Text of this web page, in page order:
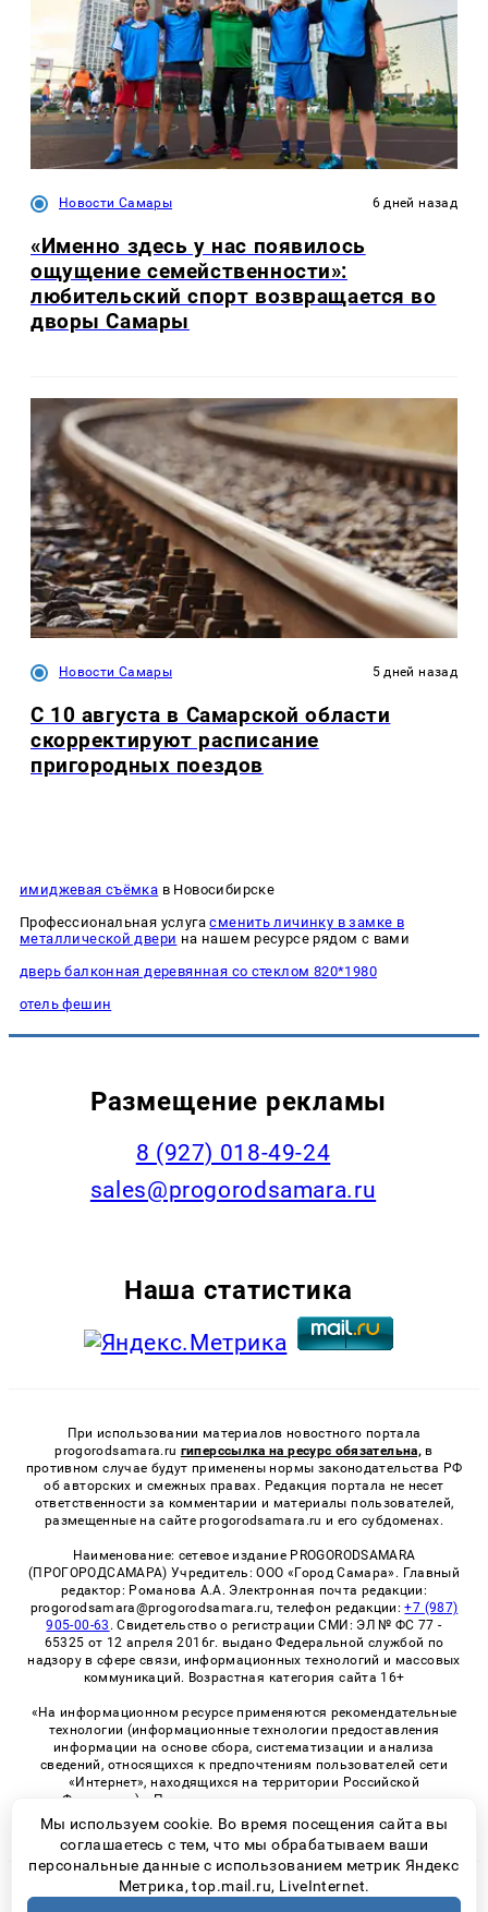
Новости Самары 6 дней назад
«Именно здесь у нас появилось
ощущение семейственности»:
любительский спорт возвращается во
дворы Самары
Новости Самары 5 дней назад
С 10 августа в Самарской области
скорректируют расписание
пригородных поездов
имиджевая съёмка в Новосибирске
Профессиональная услугасменить личинку в замке в
металлической двери на нашем ресурсе рядом с вами
дверь балконная деревянная со стеклом 820*1980
отель фешин
Размещение рекламы
8 (927) 018-49-24
sales@progorodsamara.ru
Наша статистика
При использовании материалов новостного портала
progorodsamara.ru гиперссылка на ресурс обязательна, в
противном случае будут применены нормы законодательства РФ
об авторских и смежных правах. Редакция портала не несет
ответственности за комментарии и материалы пользователей,
размещенные на сайте progorodsamara.ru и его субдоменах.
Наименование: сетевое издание PROGORODSAMARA
(ПРОГОРОДСАМАРА) Учредитель: ООО «Город Самара». Главный
редактор: Романова А.А. Электронная почта редакции:
progorodsamara@progorodsamara.ru, телефон редакции:+7 (987)
905-00-63 . Свидетельство о регистрации СМИ: ЭЛ № ФС 77 -
65325 от 12 апреля 2016г. выдано Федеральной службой по
надзору в сфере связи, информационных технологий и массовых
коммуникаций. Возрастная категория сайта 16+
«На информационном ресурсе применяются рекомендательные
технологии (информационные технологии предоставления
информации на основе сбора, систематизации и анализа
сведений, относящихся к предпочтениям пользователей сети
«Интернет», находящихся на территории Российской
Федерации)». Правила применения рекомендательных
технологий в виджетах рекламно-обменной сети
«СМИ2» (PDF)
© 2026 «ProGorodSamara» | Все права защищены
Мы используем cookie. Во время посещения сайта вы
соглашаетесь с тем, что мы обрабатываем ваши
персональные данные с использованием метрик Яндекс
Метрика, top.mail.ru, LiveInternet.